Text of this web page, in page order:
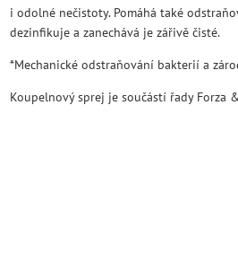
i odolné nečistoty. Pomáhá také
dezinfikuje a zanechává je zářivě čisté.
*Mechanické odstraňování bakterií a
Koupelnový sprej je součástí řady Forza